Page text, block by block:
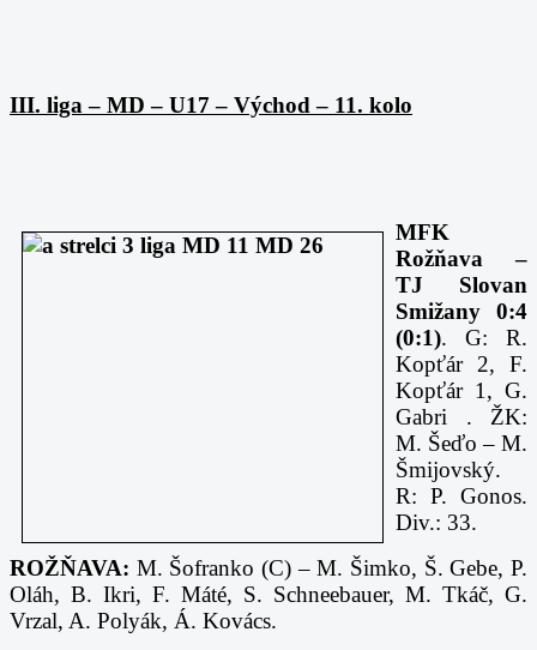
III. liga – MD – U17 – Východ – 11. kolo
MFK
Rožňava –
TJ Slovan
Smižany 0:4
(0:1). G: R.
Kopťár 2, F.
Kopťár 1, G.
Gabri . ŽK:
M. Šeďo – M.
Šmijovský.
R: P. Gonos.
Div.: 33.
ROŽŇAVA: M. Šofranko (C) – M. Šimko, Š. Gebe, P.
Oláh, B. Ikri, F. Máté, S. Schneebauer, M. Tkáč, G.
Vrzal, A. Polyák, Á. Kovács.